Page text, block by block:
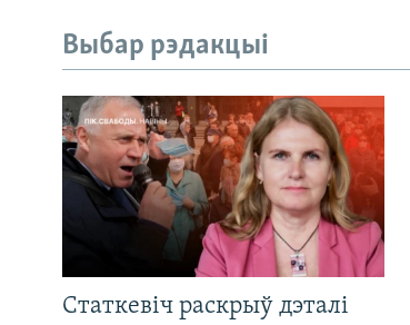
Выбар рэдакцыі
Статкевіч раскрыў дэталі